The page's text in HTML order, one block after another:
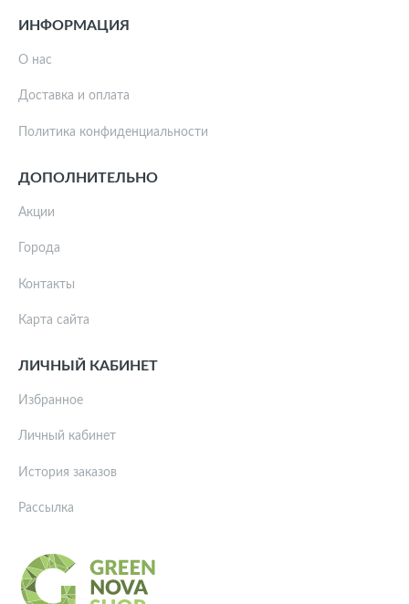
ИНФОРМАЦИЯ
О нас
Доставка и оплата
Политика конфиденциальности
ДОПОЛНИТЕЛЬНО
Акции
Города
Контакты
Карта сайта
ЛИЧНЫЙ КАБИНЕТ
Избранное
Личный кабинет
История заказов
Рассылка